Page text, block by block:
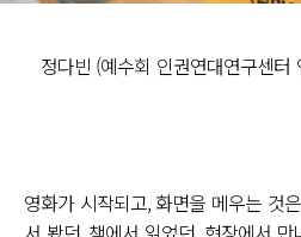
정다빈 (예수회 인권연대연구센터
영화가 시작되고, 화면을 메우는 것